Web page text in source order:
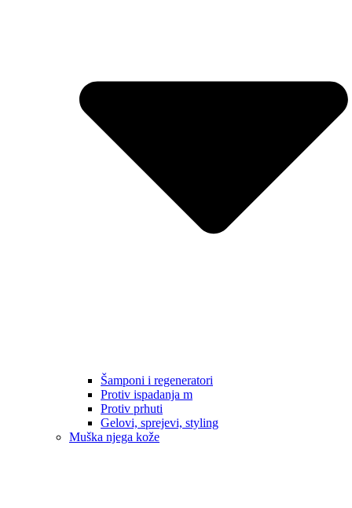
Šamponi i regeneratori
Protiv ispadanja m
Protiv prhuti
Gelovi, sprejevi, styling
Muška njega kože